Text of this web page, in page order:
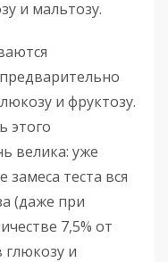
и мальтозу.
и фруктозу.
этого
велика: уже
замеса теста вся
(даже при
7,5% от
глюкозу и